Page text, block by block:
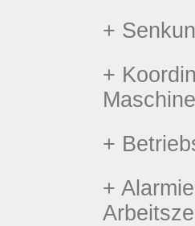
+
+
+
+